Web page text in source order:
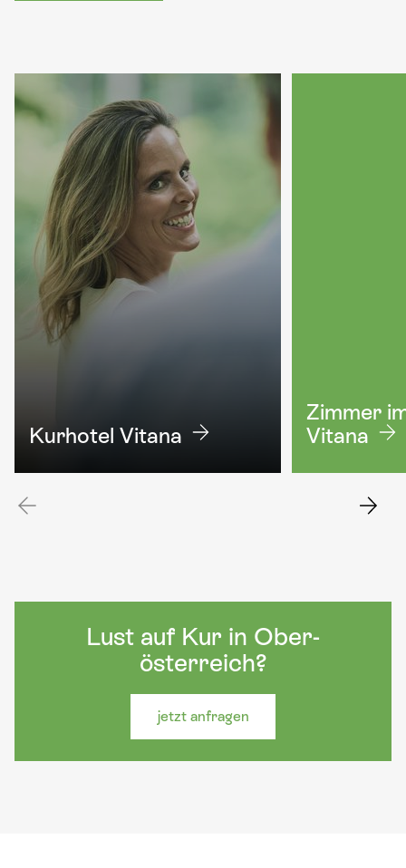
Kurhotel Vitana
Zimmer
Vitana
Lust auf Kur in Ober-
österreich?
jetzt anfragen